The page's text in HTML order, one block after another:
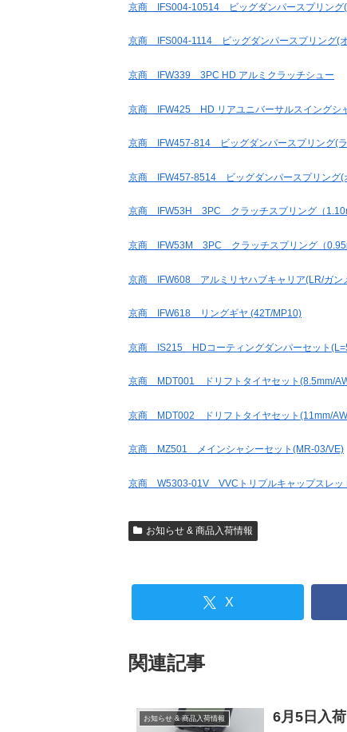
京商 IFS004-10514 ビッグダンパースプリング(
京商 IFS004-1114 ビッグダンパースプリング(
京商 IFW339 3PC HD アルミクラッチシュー
京商 IFW425 HD リアユニバーサルスイングシ
京商 IFW457-814 ビッグダンパースプリング(
京商 IFW457-8514 ビッグダンパースプリング(
京商 IFW53H 3PC クラッチスプリング（
京商 IFW53M 3PC クラッチスプリング（
京商 IFW608 アルミリヤハブキャリア(LR/ガン
京商 IFW618 リングギヤ (42T/MP10)
京商 IS215 HDコーティングダンパーセット
京商 MDT001 ドリフトタイヤセット(8.5mm/
京商 MDT002 ドリフトタイヤセット(11mm/
京商 MZ501 メインシャシーセット(MR-03/VE)
京商 W5303-01V VVCトリプルキャップスレッ
お知らせ & 商品入荷情報
X
関連記事
お知らせ & 商品入荷情報 6月5日入荷